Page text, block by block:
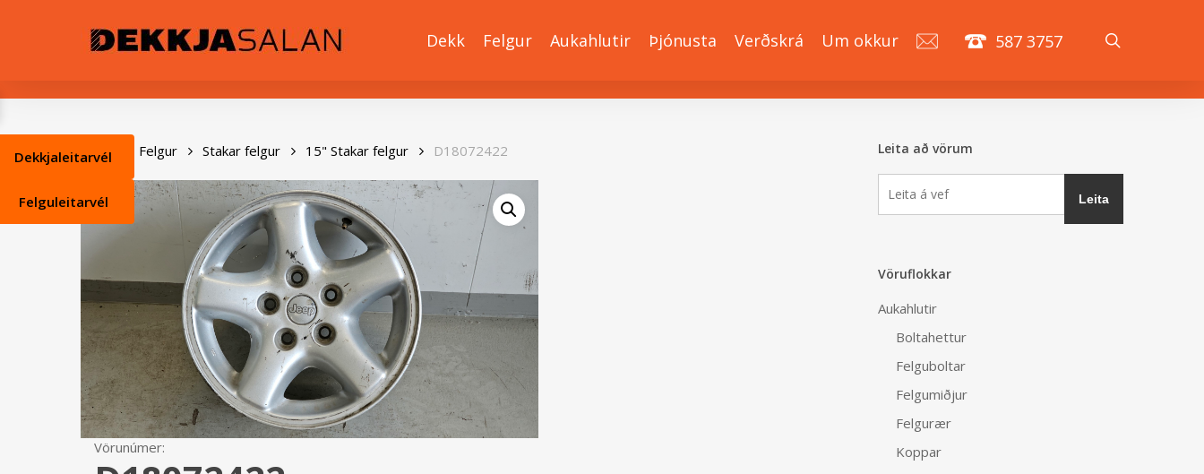
Dekk Felgur Aukahlutir Þjónusta Verðskrá Um okkur 587 3757
Heim Felgur Stakar felgur 15" Stakar felgur D18072422
Vörunúmer:
Leita að vörum
Vöruflokkar
Aukahlutir
Boltahettur
Felguboltar
Felgumiðjur
Felgurær
Koppar
Dekkjaleitarvél
Felguleitarvél